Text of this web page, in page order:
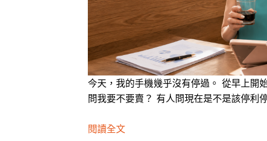
今天，我的手機幾乎沒有停過。 從早上開
問我要不要賣？ 有人問現在是不是該停利
閱讀全文